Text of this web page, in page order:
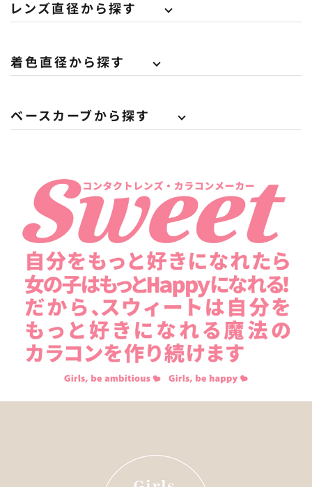
レンズ直径から探す
着色直径から探す
ベースカーブから探す